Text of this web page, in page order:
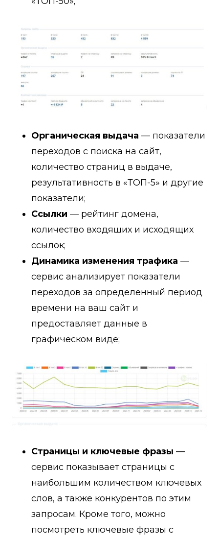
Органическая выдача — показатели
переходов с поиска на сайт,
количество страниц в выдаче,
результативность в «ТОП-5» и другие
показатели;
Ссылки — рейтинг домена,
количество входящих и исходящих
ссылок;
Динамика изменения трафика —
сервис анализирует показатели
переходов за определенный период
времени на ваш сайт и
предоставляет данные в
графическом виде;
Страницы и ключевые фразы —
сервис показывает страницы с
наибольшим количеством ключевых
слов, а также конкурентов по этим
запросам. Кроме того, можно
посмотреть ключевые фразы с